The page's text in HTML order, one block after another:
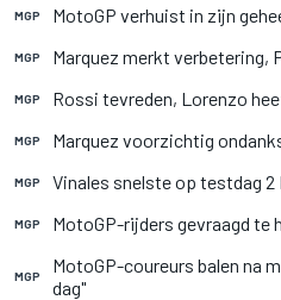
MGP MotoGP verhuist in zijn
MGP Marquez merkt verbetering,
MGP Rossi tevreden, Lorenzo
MGP Marquez voorzichtig
MGP Vinales snelste op testdag 2
MGP MotoGP-rijders gevraagd te
MGP
MotoGP-coureurs balen na
dag"